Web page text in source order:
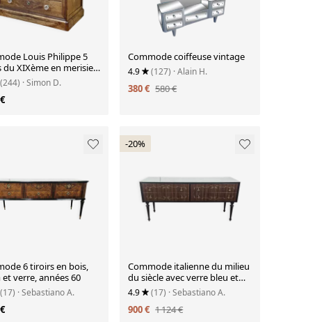
Louis Philippe 5
XIXème en merisier
boutons en verre
(244) · Simon D.
Commode coiffeuse vintage
4.9 (127) · Alain H.
380 € 580 €
6 tiroirs en bois,
verre, années 60
(17) · Sebastiano A.
-20%
Commode italienne du milieu
du siècle avec verre bleu et
quatre tiroirs, 1960
4.9 (17) · Sebastiano A.
900 € 1 124 €